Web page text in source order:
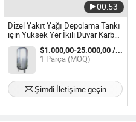
00:53
Dizel Yakıt Yağı Depolama Tankı
için Yüksek Yer İkili Duvar Karbon
Çelik Kendinden Kapsüllü Dizel
Palm Yağı Depolama Tankı
$1.000,00-25.000,00 / Parça
1 Parça (MOQ)
Şimdi İletişime geçin